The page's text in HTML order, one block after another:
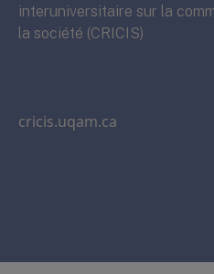
interuniversitaire sur la
la société (CRICIS)
cricis.uqam.ca